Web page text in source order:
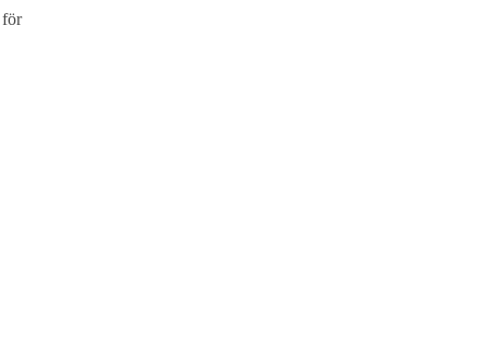
för